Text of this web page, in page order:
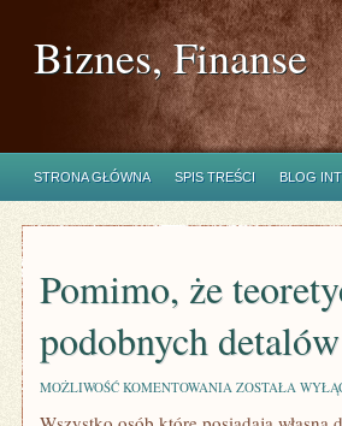
Biznes, Finanse
STRONA GŁÓWNA SPIS TREŚCI BLOG
Pomimo, że
podobnych
MOŻLIWOŚĆ KOMENTOWANIA POMIMO,
TEORETYCZNIE
ZOSTAŁA